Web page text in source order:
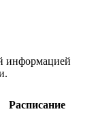
информацией
Расписание